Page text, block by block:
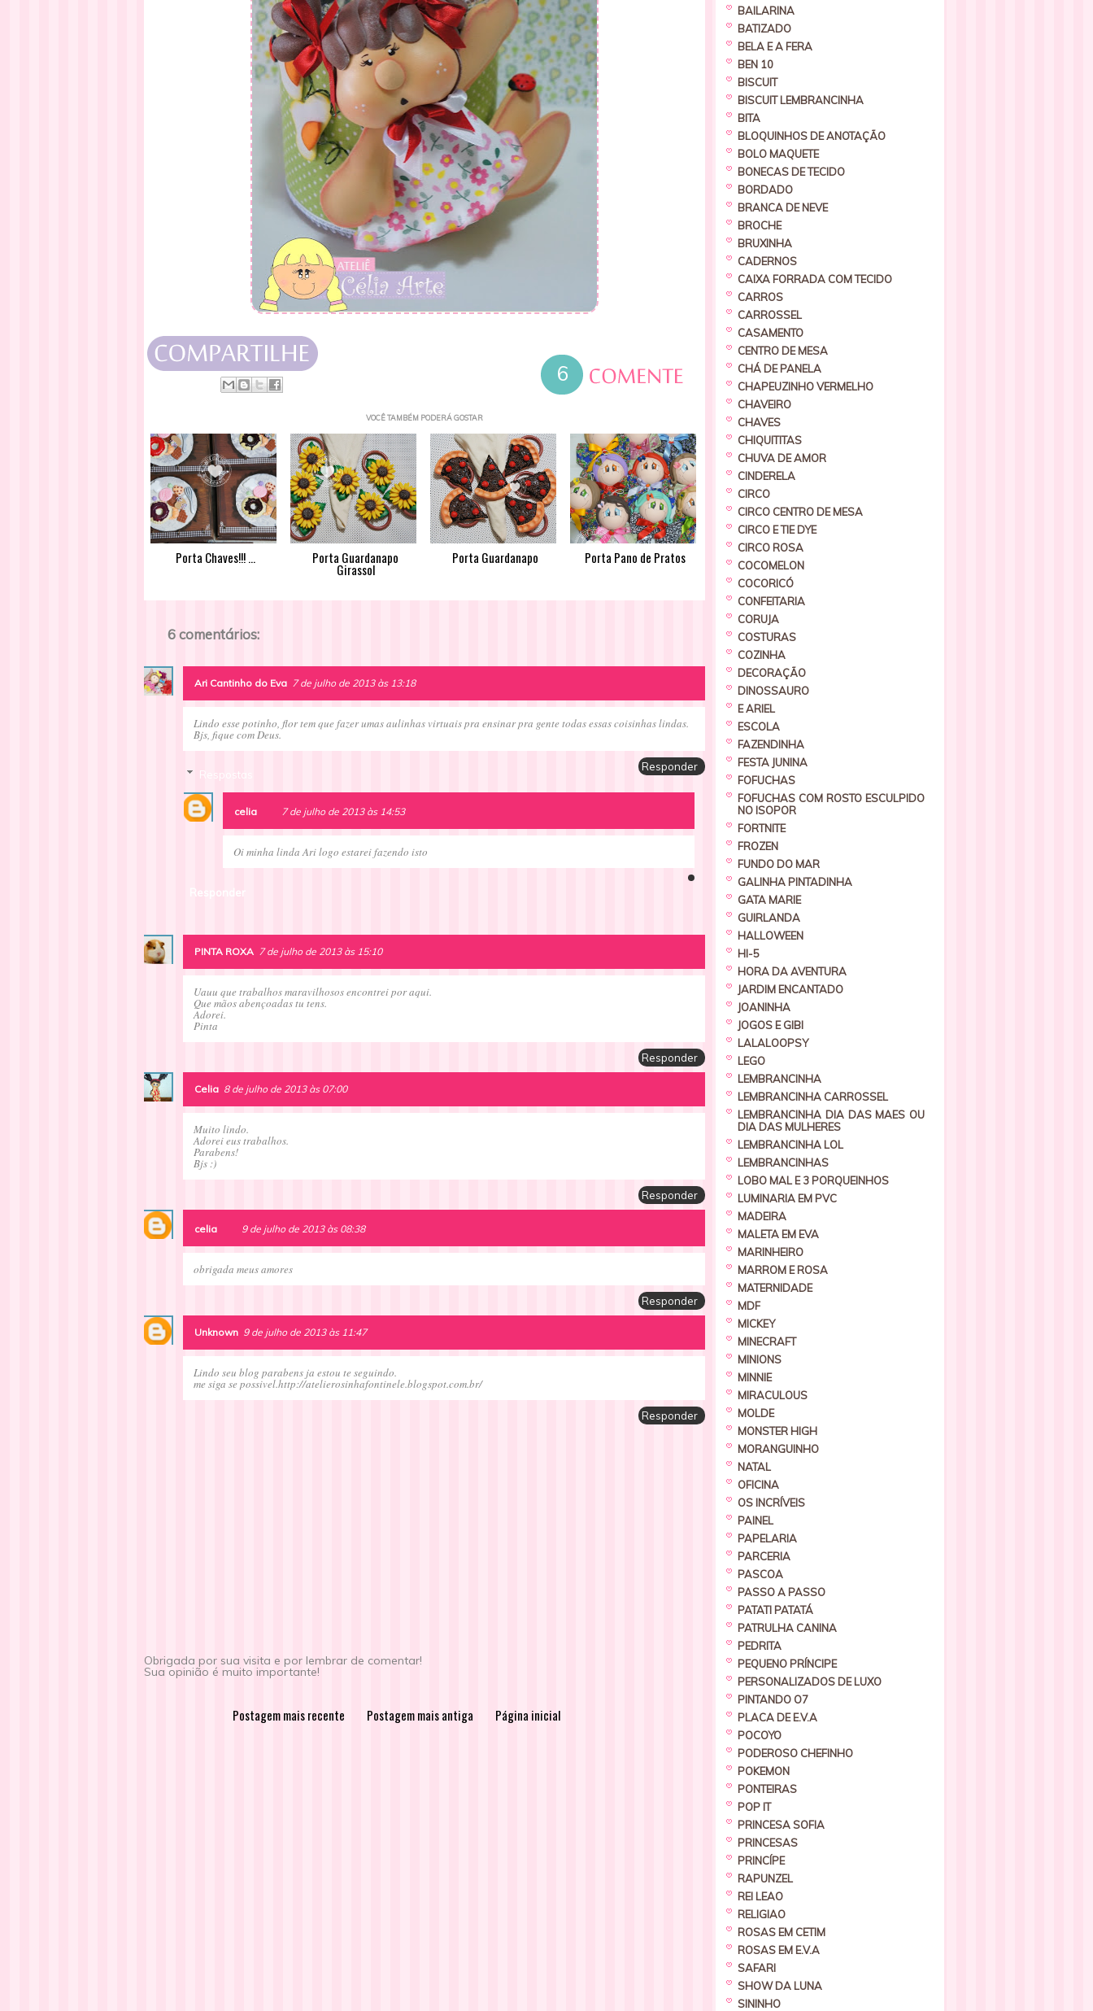
6
VOCÊ TAMBÉM PODERÁ GOSTAR
Porta Chaves!!! ... Porta Guardanapo
Girassol
Porta Guardanapo Porta Pano de Pratos
6 comentários:
Ari Cantinho do Eva 7 de julho de 2013 às 13:18
Lindo esse potinho, flor tem que fazer umas aulinhas virtuais pra ensinar pra gente todas essas coisinhas lindas.
Bjs, fique com Deus.
Responder
Respostas
celia 7 de julho de 2013 às 14:53
Oi minha linda Ari logo estarei fazendo isto
Responder
PINTA ROXA 7 de julho de 2013 às 15:10
Uauu que trabalhos maravilhosos encontrei por aqui.
Que mãos abençoadas tu tens.
Adorei.
Pinta
Responder
Celia 8 de julho de 2013 às 07:00
Muito lindo.
Adorei eus trabalhos.
Parabens!
Bjs :)
Responder
celia 9 de julho de 2013 às 08:38
obrigada meus amores
Responder
Unknown 9 de julho de 2013 às 11:47
Lindo seu blog parabens ja estou te seguindo.
me siga se possivel.http://atelierosinhafontinele.blogspot.com.br/
Responder
Obrigada por sua visita e por lembrar de comentar!
Sua opinião é muito importante!
Postagem mais recente Postagem mais antiga Página inicial
BAILARINA
BATIZADO
BELA E A FERA
BEN 10
BISCUIT
BISCUIT LEMBRANCINHA
BITA
BLOQUINHOS DE ANOTAÇÃO
BOLO MAQUETE
BONECAS DE TECIDO
BORDADO
BRANCA DE NEVE
BROCHE
BRUXINHA
CADERNOS
CAIXA FORRADA COM TECIDO
CARROS
CARROSSEL
CASAMENTO
CENTRO DE MESA
CHÁ DE PANELA
CHAPEUZINHO VERMELHO
CHAVEIRO
CHAVES
CHIQUITITAS
CHUVA DE AMOR
CINDERELA
CIRCO
CIRCO CENTRO DE MESA
CIRCO E TIE DYE
CIRCO ROSA
COCOMELON
COCORICÓ
CONFEITARIA
CORUJA
COSTURAS
COZINHA
DECORAÇÃO
DINOSSAURO
E ARIEL
ESCOLA
FAZENDINHA
FESTA JUNINA
FOFUCHAS
FOFUCHAS COM ROSTO ESCULPIDO
NO ISOPOR
FORTNITE
FROZEN
FUNDO DO MAR
GALINHA PINTADINHA
GATA MARIE
GUIRLANDA
HALLOWEEN
HI-5
HORA DA AVENTURA
JARDIM ENCANTADO
JOANINHA
JOGOS E GIBI
LALALOOPSY
LEGO
LEMBRANCINHA
LEMBRANCINHA CARROSSEL
LEMBRANCINHA DIA DAS MAES OU
DIA DAS MULHERES
LEMBRANCINHA LOL
LEMBRANCINHAS
LOBO MAL E 3 PORQUEINHOS
LUMINARIA EM PVC
MADEIRA
MALETA EM EVA
MARINHEIRO
MARROM E ROSA
MATERNIDADE
MDF
MICKEY
MINECRAFT
MINIONS
MINNIE
MIRACULOUS
MOLDE
MONSTER HIGH
MORANGUINHO
NATAL
OFICINA
OS INCRÍVEIS
PAINEL
PAPELARIA
PARCERIA
PASCOA
PASSO A PASSO
PATATI PATATÁ
PATRULHA CANINA
PEDRITA
PEQUENO PRÍNCIPE
PERSONALIZADOS DE LUXO
PINTANDO O7
PLACA DE E.V.A
POCOYO
PODEROSO CHEFINHO
POKEMON
PONTEIRAS
POP IT
PRINCESA SOFIA
PRINCESAS
PRINCÍPE
RAPUNZEL
REI LEAO
RELIGIAO
ROSAS EM CETIM
ROSAS EM E.V.A
SAFARI
SHOW DA LUNA
SININHO